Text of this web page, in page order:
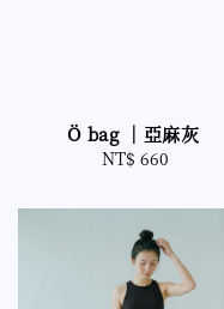
Ö bag ｜亞麻灰
Regular
NT$ 660